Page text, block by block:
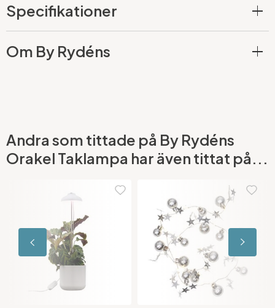
Specifikationer
Om By Rydéns
Andra som tittade på By Rydéns
Orakel Taklampa har även tittat på...